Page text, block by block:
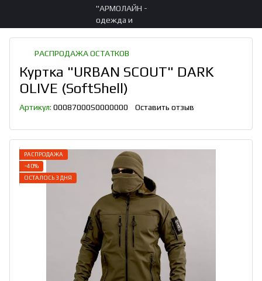
РАСПРОДАЖА ОСТАТКОВ
Куртка "URBAN SCOUT" DARK
OLIVE (SoftShell)
Артикул: 00087000S0000000 Оставить отзыв
РАСПРОДАЖА
−40%
ОСТАЛОСЬ 3 ДНЯ